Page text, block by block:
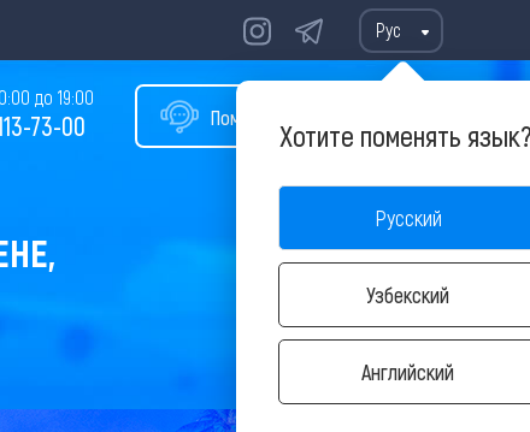
Рус
Хотите поменять
Русский
Узбекский
Английский
Помощь в подборе тура
до 19:00
73-00